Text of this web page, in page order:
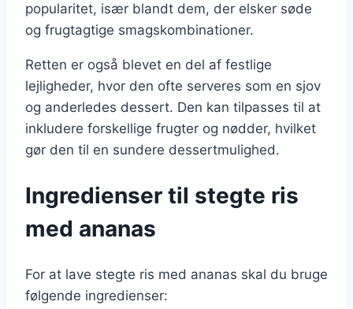
popularitet, især blandt dem, der elsker søde
og frugtagtige smagskombinationer.
Retten er også blevet en del af festlige
lejligheder, hvor den ofte serveres som en sjov
og anderledes dessert. Den kan tilpasses til at
inkludere forskellige frugter og nødder, hvilket
gør den til en sundere dessertmulighed.
Ingredienser til stegte ris
med ananas
For at lave stegte ris med ananas skal du bruge
følgende ingredienser: